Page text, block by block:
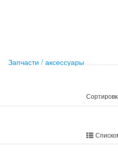
Запчасти / аксессуары